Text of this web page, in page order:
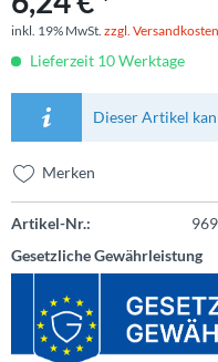
inkl. 19% MwSt. zzgl. Versandkosten
Lieferzeit 10 Werktage
Dieser Artikel
Merken
Artikel-Nr.:
Gesetzliche Gewährleistung